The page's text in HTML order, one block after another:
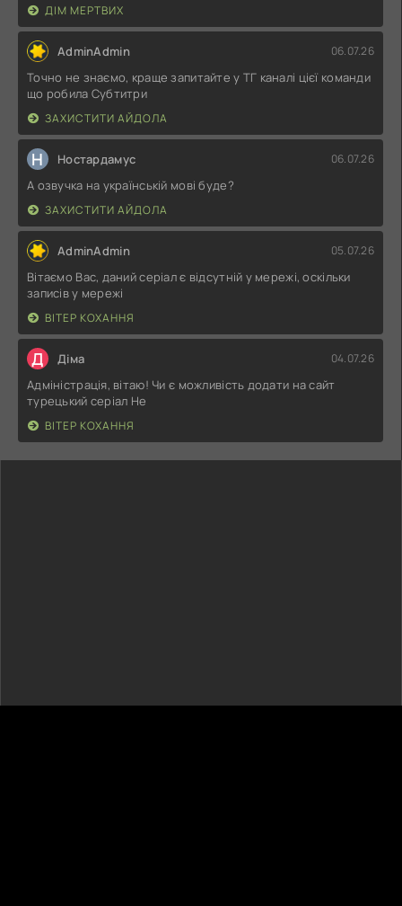
ДІМ МЕРТВИХ
AdminAdmin 06.07.26
Точно не знаємо, краще запитайте у ТГ каналі цієї команди
що робила Субтитри
ЗАХИСТИТИ АЙДОЛА
Н Ностардамус 06.07.26
А озвучка на українській мові буде?
ЗАХИСТИТИ АЙДОЛА
AdminAdmin 05.07.26
Вітаємо Вас, даний серіал є відсутній у мережі, оскільки
записів у мережі
ВІТЕР КОХАННЯ
Д Діма 04.07.26
Адміністрація, вітаю! Чи є можливість додати на сайт
турецький серіал Не
ВІТЕР КОХАННЯ